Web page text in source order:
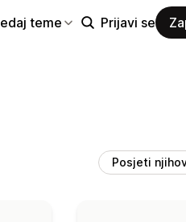
teme Prijavi se
Posjeti